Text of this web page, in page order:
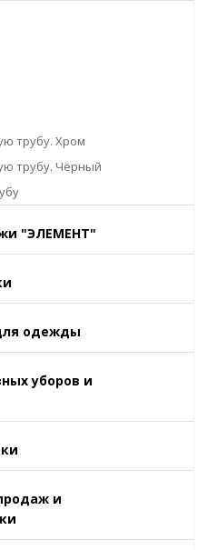
трубу. Хром
трубу. Чёрный
"ЭЛЕМЕНТ"
одежды
уборов и
и